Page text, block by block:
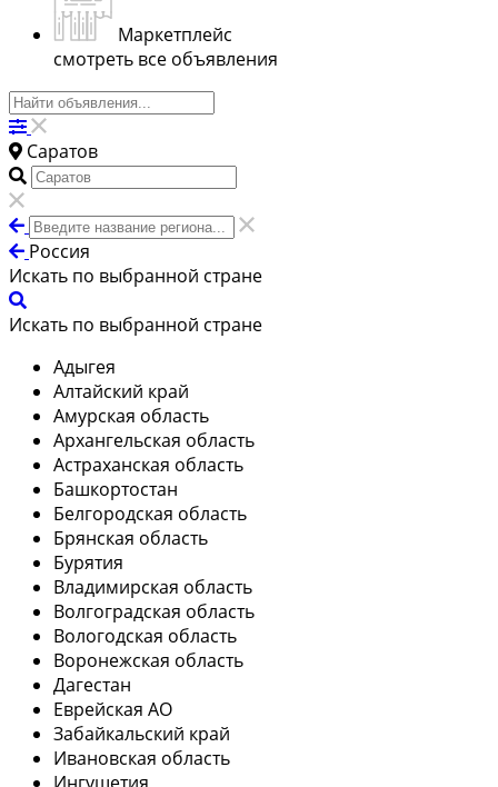
Маркетплейс
смотреть все объявления
Саратов
Россия
Искать по выбранной стране
Искать по выбранной стране
Адыгея
Алтайский край
Амурская область
Архангельская область
Астраханская область
Башкортостан
Белгородская область
Брянская область
Бурятия
Владимирская область
Волгоградская область
Вологодская область
Воронежская область
Дагестан
Еврейская АО
Забайкальский край
Ивановская область